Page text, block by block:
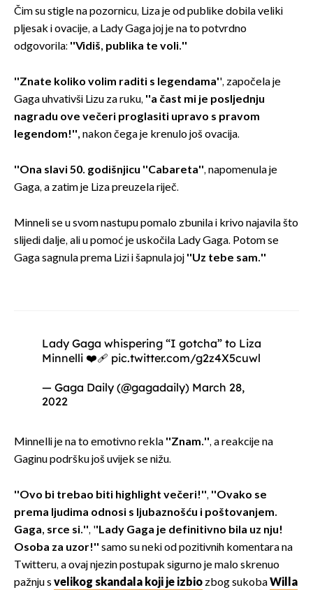
Čim su stigle na pozornicu, Liza je od publike dobila veliki
pljesak i ovacije, a Lady Gaga joj je na to potvrdno
odgovorila: ''Vidiš, publika te voli.''
''Znate koliko volim raditi s legendama'', započela je
Gaga uhvativši Lizu za ruku, ''a čast mi je posljednju
nagradu ove večeri proglasiti upravo s pravom
legendom!'', nakon čega je krenulo još ovacija.
''Ona slavi 50. godišnjicu ''Cabareta'', napomenula je
Gaga, a zatim je Liza preuzela riječ.
Minneli se u svom nastupu pomalo zbunila i krivo najavila što
slijedi dalje, ali u pomoć je uskočila Lady Gaga. Potom se
Gaga sagnula prema Lizi i šapnula joj ''Uz tebe sam.''
Lady Gaga whispering “I gotcha” to Liza
Minnelli ❤️‍🩹 pic.twitter.com/g2z4X5cuwl
— Gaga Daily (@gagadaily) March 28,
2022
Minnelli je na to emotivno rekla ''Znam.'', a reakcije na
Gaginu podršku još uvijek se nižu.
''Ovo bi trebao biti highlight večeri!'', ''Ovako se
prema ljudima odnosi s ljubaznošću i poštovanjem.
Gaga, srce si.'', ''Lady Gaga je definitivno bila uz nju!
Osoba za uzor!'' samo su neki od pozitivnih komentara na
Twitteru, a ovaj njezin postupak sigurno je malo skrenuo
pažnju s velikog skandala koji je izbiozbog sukobaWilla